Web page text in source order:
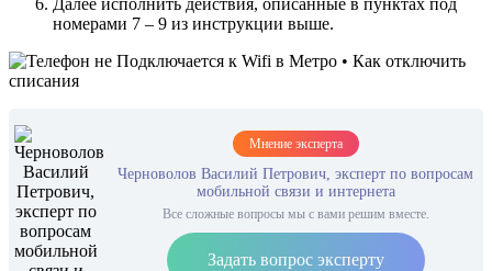
Далее исполнить действия, описанные в пунктах под
номерами 7 – 9 из инструкции выше.
Мнение эксперта
Черноволов Василий Петрович, эксперт по вопросам
мобильной связи и интернета
Все сложные вопросы мы с вами решим вместе.
Задать вопрос эксперту